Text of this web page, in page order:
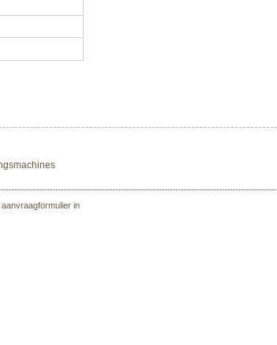
aanvraagformulier in